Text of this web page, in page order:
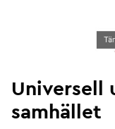
Universell
samhället